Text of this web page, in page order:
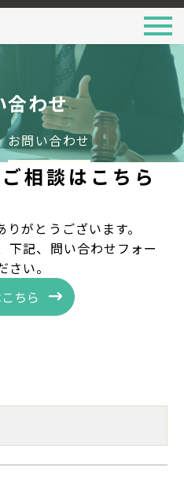
合わせ
お問い合わせ
相談はこちら
がとうございます。
下記、問い合わせフォー
い。
ちら